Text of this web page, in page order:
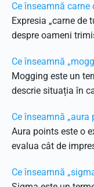
Ce înseamnă carne
Expresia „carne de
despre oameni
Ce înseamnă
Mogging este un
descrie situația în
Ce înseamnă „aura
Aura points este o
evalua cât de
Ce înseamnă